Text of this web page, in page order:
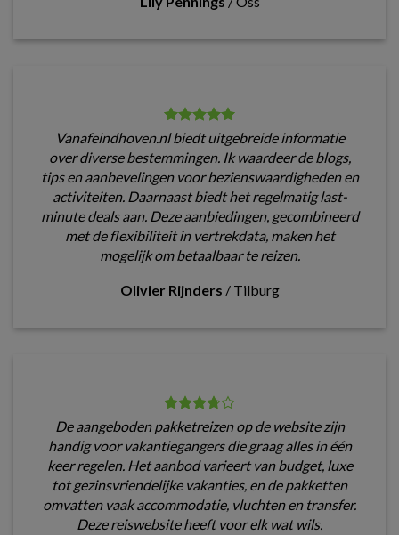
Vanafeindhoven.nl biedt uitgebreide informatie
over diverse bestemmingen. Ik waardeer de blogs,
tips en aanbevelingen voor bezienswaardigheden en
activiteiten. Daarnaast biedt het regelmatig last-
minute deals aan. Deze aanbiedingen, gecombineerd
met de flexibiliteit in vertrekdata, maken het
mogelijk om betaalbaar te reizen.
Olivier Rijnders / Tilburg
De aangeboden pakketreizen op de website zijn
handig voor vakantiegangers die graag alles in één
keer regelen. Het aanbod varieert van budget, luxe
tot gezinsvriendelijke vakanties, en de pakketten
omvatten vaak accommodatie, vluchten en transfer.
Deze reiswebsite heeft voor elk wat wils.